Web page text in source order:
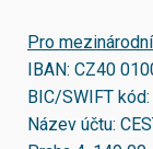
Pro
IBAN: CZ40
BIC/SWIFT kód:
Název účtu: